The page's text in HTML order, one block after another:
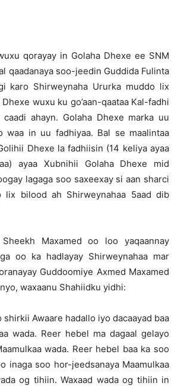
qorayay in Golaha Dhexe ee SNM
qaadanaya soo-jeedin Guddida Fulinta
karo Shirweynaha Ururka muddo lix
wuxu ku go’aan-qaataa Kal-fadhi
caadi ahayn. Golaha Dhexe marka uu
waa in uu fadhiyaa. Bal se maalintaa
Dhexe la fadhiisin (14 keliya ayaa
ayaa Xubnihii Golaha Dhexe mid
lagaga soo saxeexay si aan sharci
lix bilood ah Shirweynahaa 5aad dib
Sheekh Maxamed oo loo yaqaannay
oo ka hadlayay Shirweynahaa mar
Guddoomiye Axmed Maxamed
waxaanu Shahiidku yidhi:
shirkii Awaare hadallo iyo dacaayad baa
wada. Reer hebel ma dagaal gelayo
wada. Reer hebel baa ka soo
inaga soo hor-jeedsanaya Maamulkaa
og tihiin. Waxaad wada og tihiin in